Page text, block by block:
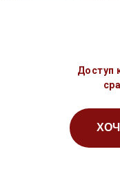
Доступ